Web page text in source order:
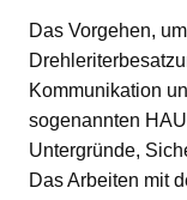
Das Vorgehen,
Kommunikation
sogenannten
Untergründe,
Das Arbeiten mit